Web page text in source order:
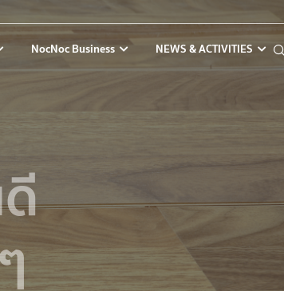
NocNoc Business NEWS & ACTIVITIES